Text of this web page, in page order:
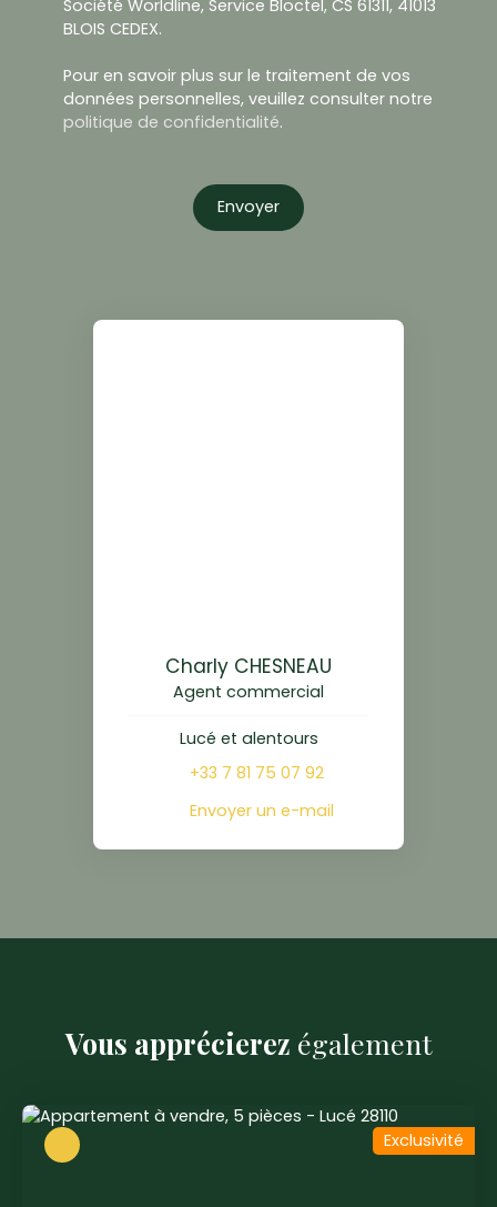
Société Worldline, Service Bloctel, CS 61311, 41013
BLOIS CEDEX.
Pour en savoir plus sur le traitement de vos
données personnelles, veuillez consulter notre
politique de confidentialité.
Envoyer
Charly CHESNEAU
Agent commercial
Lucé et alentours
+33 7 81 75 07 92
Envoyer un e-mail
Vous apprécierez également
Exclusivité